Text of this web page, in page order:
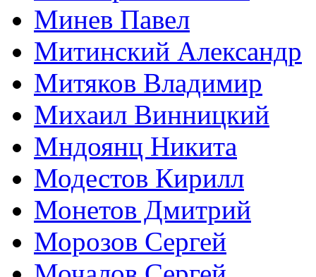
Минев Павел
Митинский Александр
Митяков Владимир
Михаил Винницкий
Мндоянц Никита
Модестов Кирилл
Монетов Дмитрий
Морозов Сергей